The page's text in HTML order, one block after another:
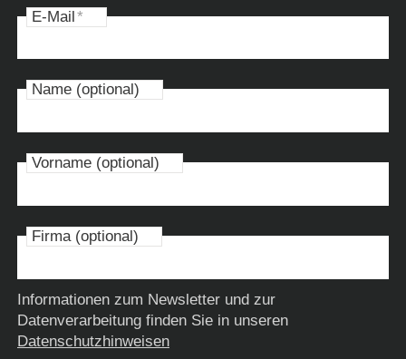
E-Mail*
Name (optional)
Vorname (optional)
Firma (optional)
Informationen zum Newsletter und zur
Datenverarbeitung finden Sie in unseren
Datenschutzhinweisen